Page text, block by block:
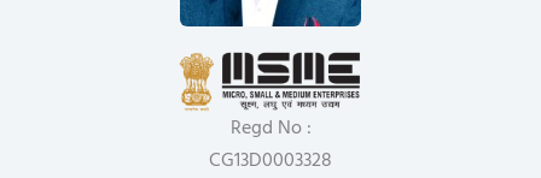
Regd No :
CG13D0003328